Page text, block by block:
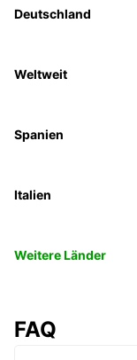
Deutschland
Weltweit
Spanien
Italien
Weitere Länder
FAQ